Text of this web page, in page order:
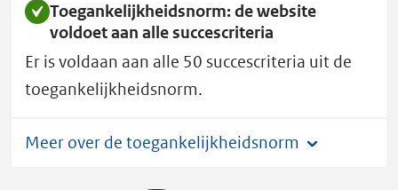
Toegankelijkheidsnorm: de website
voldoet aan alle succescriteria
Er is voldaan aan alle 50 succescriteria uit de
toegankelijkheidsnorm.
Meer over de toegankelijkheidsnorm